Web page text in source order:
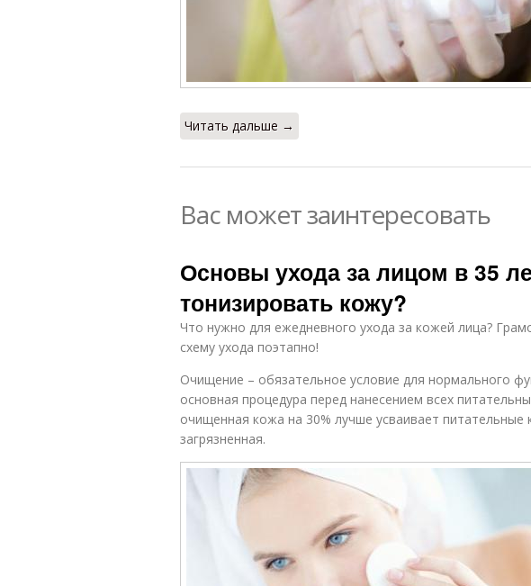
Читать дальше →
Вас может заинтересовать
Основы ухода за лицом в 35
тонизировать кожу?
Что нужно для ежедневного ухода за кожей лица?
схему ухода поэтапно!
Очищение – обязательное условие для нормального
основная процедура перед нанесением всех
очищенная кожа на 30% лучше усваивает
загрязненная.